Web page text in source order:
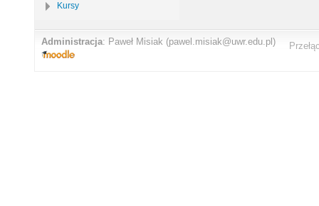
Kursy
Administracja: Paweł Misiak (pawel.misiak@uwr.edu.pl)